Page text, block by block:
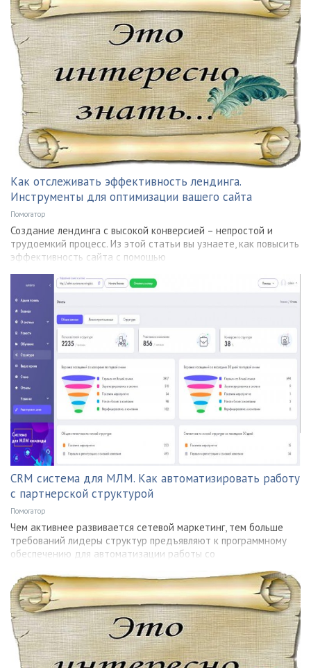
Как отслеживать эффективность лендинга.
Инструменты для оптимизации вашего сайта
Помогатор
Создание лендинга с высокой конверсией – непростой и
трудоемкий процесс. Из этой статьи вы узнаете, как повысить
эффективность сайта с помощью
CRM система для МЛМ. Как автоматизировать работу
с партнерской структурой
Помогатор
Чем активнее развивается сетевой маркетинг, тем больше
требований лидеры структур предъявляют к программному
обеспечению для автоматизации работы со